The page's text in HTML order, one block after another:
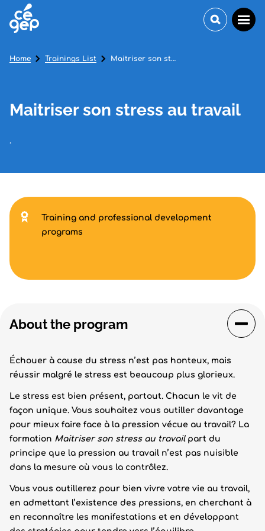
Maitriser son stress au travail
.
Home Trainings List Maitriser son stress au travail
About the program
Échouer à cause du stress n’est pas honteux, mais
réussir malgré le stress est beaucoup plus glorieux.
Le stress est bien présent, partout. Chacun le vit de
façon unique. Vous souhaitez vous outiller davantage
pour mieux faire face à la pression vécue au travail? La
formation Maitriser son stress au travailpart du
principe que la pression au travail n’est pas nuisible
dans la mesure où vous la contrôlez.
Vous vous outillerez pour bien vivre votre vie au travail,
en admettant l’existence des pressions, en cherchant à
en reconnaître les manifestations et en développant
Training and professional development
programs